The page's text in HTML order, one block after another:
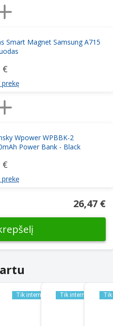
Smart Magnet Samsung A715
€
prekę
Wpower WPBBK-2
Power Bank - Black
€
prekę
26,47 €
Tik internetu Tik internetu Tik